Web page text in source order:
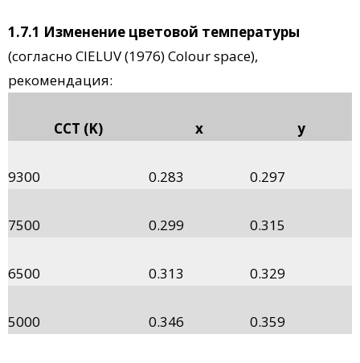
1.7.1 Изменение цветовой температуры
(согласно CIELUV (1976) Colour space),
рекомендация:
CCT (K) x y
9300 0.283 0.297
7500 0.299 0.315
6500 0.313 0.329
5000 0.346 0.359